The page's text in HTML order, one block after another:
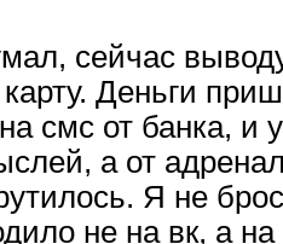
сейчас
Деньги
смс от банка,
а от
Я не
не на вк, а